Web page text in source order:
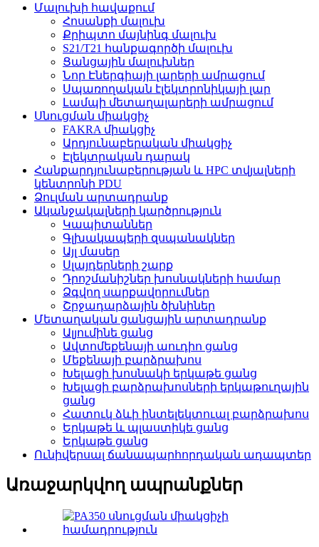
Մալուխի հավաքում
Հոսանքի մալուխ
Քրիպտո մայնինգ մալուխ
S21/T21 հանքագործի մալուխ
Ցանցային մալուխներ
Նոր Էներգիայի լարերի ամրացում
Սպառողական էլեկտրոնիկայի լար
Լամպի մետաղալարերի ամրացում
Սնուցման միակցիչ
FAKRA միակցիչ
Արդյունաբերական միակցիչ
Էլեկտրական դարակ
Հանքարդյունաբերության և HPC տվյալների
կենտրոնի PDU
Ձուլման արտադրանք
Ականջակալների կարծրություն
Կապիտաններ
Գլխակապերի զսպանակներ
Այլ մասեր
Սլայդերների շարք
Դրոշմանիշներ խոսնակների համար
Ձգվող սարքավորումներ
Շրջադարձային ծխնիներ
Մետաղական ցանցային արտադրանք
Ալյումինե ցանց
Ավտոմեքենայի աուդիո ցանց
Մեքենայի բարձրախոս
Խելացի խոսնակի երկաթե ցանց
Խելացի բարձրախոսների երկաթուղային
ցանց
Հատուկ ձևի ինտելեկտուալ բարձրախոս
Երկաթե և պլաստիկե ցանց
Երկաթե ցանց
Ունիվերսալ ճանապարհորդական ադապտեր
Առաջարկվող ապրանքներ